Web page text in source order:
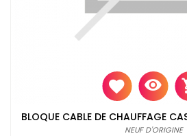
BLOQUE CABLE DE CHAUFFAGE
NEUF D'ORIGINE